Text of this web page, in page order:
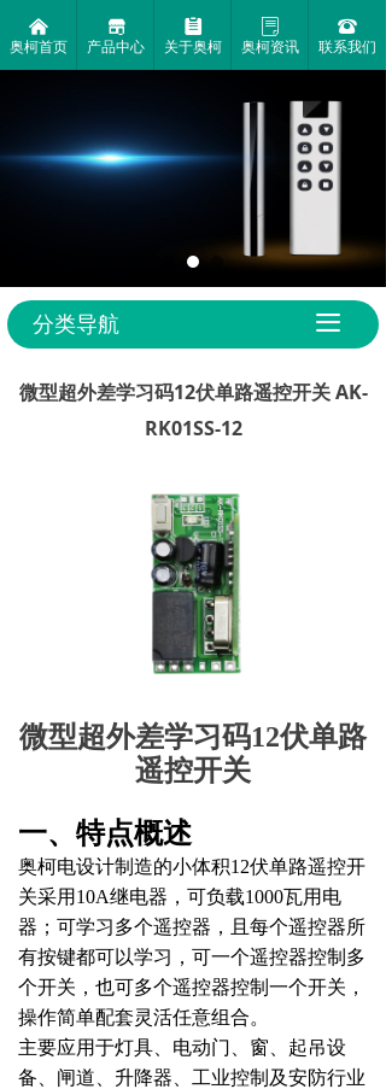
낀
奥柯首页
끵
产品中心
뀳
关于奥柯
ꂓ
奥柯资讯
뀰
联系我们
微型超外差学习码12伏单路
遥控开关
一、特点概述
奥柯电设计制造的小体积12伏单路遥控开
关采用 10A继电器，可负载1000瓦用电
器；可学习多个遥控器，且每个遥控器所
有按键都可以学习，可一个遥控器控制多
个开关，也可多个遥控器控制一个开关，
操作简单配套灵活任意组合。
主要应用于灯具、电动门、窗、起吊设
备、闸道、升降器、工业控制及安防行业
分类导航 끀
微型超外差学习码12伏单路遥控开关 AK-
RK01SS-12